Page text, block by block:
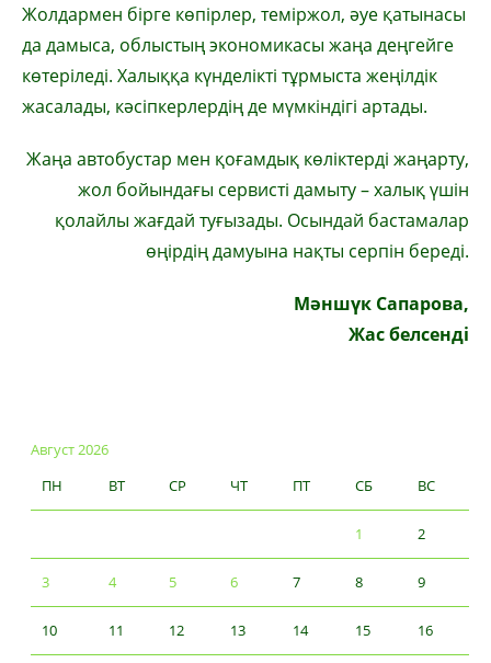
Жолдармен бірге көпірлер, теміржол, әуе қатынасы
да дамыса, облыстың экономикасы жаңа деңгейге
көтеріледі. Халыққа күнделікті тұрмыста жеңілдік
жасалады, кәсіпкерлердің де мүмкіндігі артады.
Жаңа автобустар мен қоғамдық көліктерді жаңарту,
жол бойындағы сервисті дамыту – халық үшін
қолайлы жағдай туғызады. Осындай бастамалар
өңірдің дамуына нақты серпін береді.
Мәншүк Сапарова,
Жас белсенді
Август 2026
ПН
ВТ СР ЧТ ПТ СБ ВС
1 2
3 4 5 6 7 8 9
10 11 12 13 14 15 16